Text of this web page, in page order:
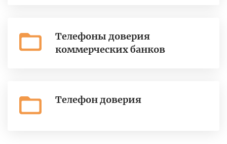
Телефоны доверия
коммерческих банков
Телефон доверия